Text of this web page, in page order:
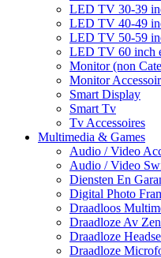
LED TV 30-39
LED TV 40-49
LED TV 50-59
LED TV 60 inch
Monitor (non
Monitor
Smart Display
Smart Tv
Tv Accessoires
Multimedia & Games
Audio / Video
Audio / Video
Diensten En
Digital Photo
Draadloos
Draadloze Av
Draadloze
Draadloze